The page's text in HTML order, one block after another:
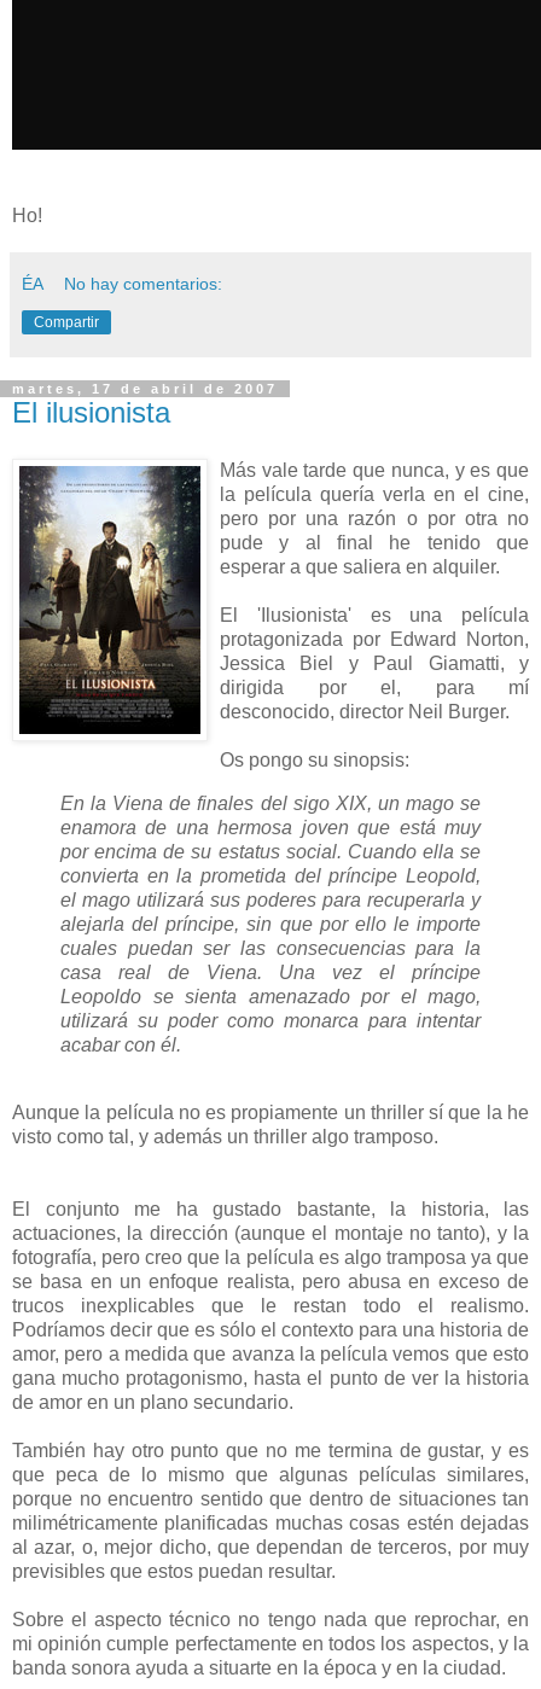
Ho!
ÉA No hay comentarios:
Compartir
martes, 17 de abril de 2007
El ilusionista
Más vale tarde que nunca, y es que
la película quería verla en el cine,
pero por una razón o por otra no
pude y al final he tenido que
esperar a que saliera en alquiler.
El 'Ilusionista' es una película
protagonizada por Edward Norton,
Jessica Biel y Paul Giamatti, y
dirigida por el, para mí
desconocido, director Neil Burger.
Os pongo su sinopsis:
En la Viena de finales del sigo XIX, un mago se
enamora de una hermosa joven que está muy
por encima de su estatus social. Cuando ella se
convierta en la prometida del príncipe Leopold,
el mago utilizará sus poderes para recuperarla y
alejarla del príncipe, sin que por ello le importe
cuales puedan ser las consecuencias para la
casa real de Viena. Una vez el príncipe
Leopoldo se sienta amenazado por el mago,
utilizará su poder como monarca para intentar
acabar con él.
Aunque la película no es propiamente un thriller sí que la he
visto como tal, y además un thriller algo tramposo.
El conjunto me ha gustado bastante, la historia, las
actuaciones, la dirección (aunque el montaje no tanto), y la
fotografía, pero creo que la película es algo tramposa ya que
se basa en un enfoque realista, pero abusa en exceso de
trucos inexplicables que le restan todo el realismo.
Podríamos decir que es sólo el contexto para una historia de
amor, pero a medida que avanza la película vemos que esto
gana mucho protagonismo, hasta el punto de ver la historia
de amor en un plano secundario.
También hay otro punto que no me termina de gustar, y es
que peca de lo mismo que algunas películas similares,
porque no encuentro sentido que dentro de situaciones tan
milimétricamente planificadas muchas cosas estén dejadas
al azar, o, mejor dicho, que dependan de terceros, por muy
previsibles que estos puedan resultar.
Sobre el aspecto técnico no tengo nada que reprochar, en
mi opinión cumple perfectamente en todos los aspectos, y la
banda sonora ayuda a situarte en la época y en la ciudad.